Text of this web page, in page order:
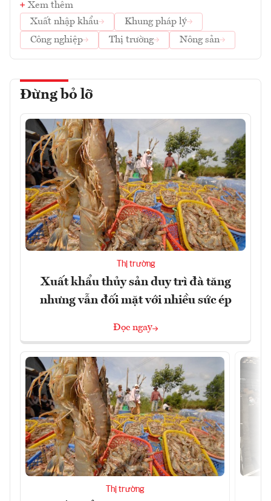
Xem thêm
Xuất nhập khẩu
Khung pháp lý
Công nghiệp
Thị trường Nông sản
Đừng bỏ lỡ
Thị trường
Xuất khẩu thủy sản duy trì đà tăng
nhưng vẫn đối mặt với nhiều sức ép
Đọc ngay
Thị trường